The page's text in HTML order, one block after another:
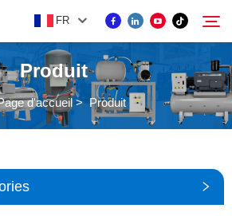
FR
Rechercher
Produit
d'accueil> Produit